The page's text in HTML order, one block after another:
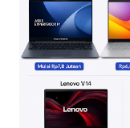
memunculkan
memengaruhi
dampaknya
perusahaan kini
kerja sehari-hari